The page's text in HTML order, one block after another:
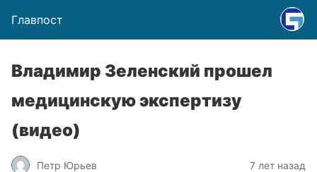
Главпост
Владимир Зеленский прошел
медицинскую экспертизу
(видео)
Петр Юрьев 7 лет назад